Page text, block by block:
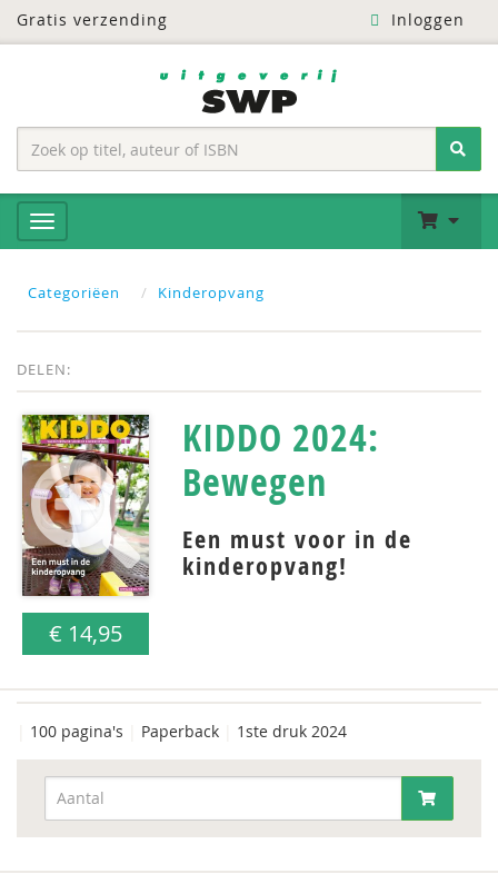
Gratis verzending Inloggen
Categoriëen Kinderopvang
DELEN:
€ 14,95
KIDDO 2024:
Bewegen
Een must voor in de
kinderopvang!
100 pagina's Paperback 1ste druk 2024